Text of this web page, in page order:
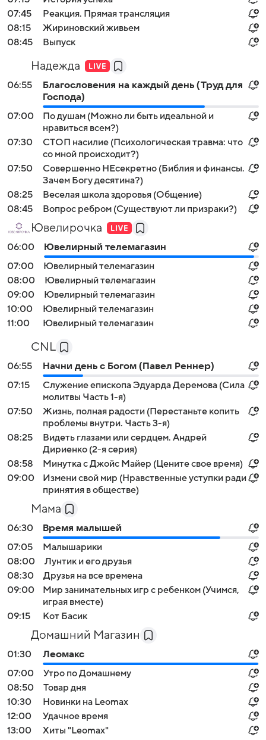
07:45
Реакция. Прямая трансляция
08:15
Жириновский живьем
08:45
Выпуск
Надежда
06:55
Благословения на каждый день (Труд для
Господа)
07:00
По душам (Можно ли быть идеальной и
нравиться всем?)
07:30
СТОП насилие (Психологическая травма: что
со мной происходит?)
07:50
Совершенно НЕсекретно (Библия и финансы.
Зачем Богу десятина?)
08:25
Веселая школа здоровья (Общение)
08:45
Вопрос ребром (Существуют ли призраки?)
Ювелирочка
06:00
Ювелирный телемагазин
07:00
Ювелирный телемагазин
08:00
Ювелирный телемагазин
09:00
Ювелирный телемагазин
10:00
Ювелирный телемагазин
11:00
Ювелирный телемагазин
CNL
06:55
Начни день с Богом (Павел Реннер)
07:15
Служение епископа Эдуарда Деремова (Сила
молитвы Часть 1-я)
07:50
Жизнь, полная радости (Перестаньте копить
проблемы внутри. Часть 3-я)
08:25
Видеть глазами или сердцем. Андрей
Дириенко (2-я серия)
08:58
Минутка с Джойс Майер (Цените свое время)
09:00
Измени свой мир (Нравственные уступки ради
принятия в обществе)
Мама
06:30
Время малышей
07:05
Малышарики
08:00
Лунтик и его друзья
08:30
Друзья на все времена
09:00
Мир занимательных игр с ребенком (Учимся,
играя вместе)
09:15
Кот Басик
Домашний Магазин
01:30
Леомакс
07:00
Утро по Домашнему
08:50
Товар дня
10:30
Новинки на Leomax
12:00
Удачное время
13:00
Хиты "Leomax"